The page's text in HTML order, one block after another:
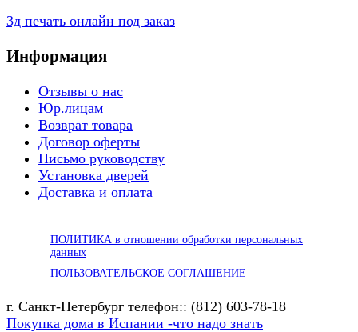
3д печать онлайн под заказ
Информация
Отзывы о нас
Юр.лицам
Возврат товара
Договор оферты
Письмо руководству
Установка дверей
Доставка и оплата
ПОЛИТИКА в отношении обработки персональных
данных
ПОЛЬЗОВАТЕЛЬСКОЕ СОГЛАШЕНИЕ
г. Санкт-Петербург телефон:: (812) 603-78-18
Покупка дома в Испании -что надо знать